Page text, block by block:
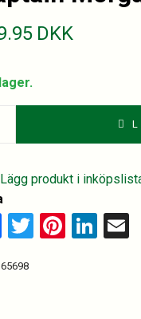
DKK
Lägg produkt i
Facebook
Twitter
65698